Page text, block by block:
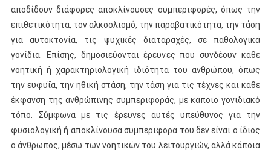
αποδίδουν διάφορες αποκλίνουσες συμπεριφορές, όπως την
επιθετικότητα, τον αλκοολισμό, την παραβατικότητα, την τάση
για αυτοκτονία, τις ψυχικές διαταραχές, σε παθολογικά
γονίδια. Επίσης, δημοσιεύονται έρευνες που συνδέουν κάθε
νοητική ή χαρακτηριολογική ιδιότητα του ανθρώπου, όπως
την ευφυΐα, την ηθική στάση, την τάση για τις τέχνες και κάθε
έκφανση της ανθρώπινης συμπεριφοράς, με κάποιο γονιδιακό
τόπο. Σύμφωνα με τις έρευνες αυτές υπεύθυνος για την
φυσιολογική ή αποκλίνουσα συμπεριφορά του δεν είναι ο ίδιος
ο άνθρωπος, μέσω των νοητικών του λειτουργιών, αλλά κάποια